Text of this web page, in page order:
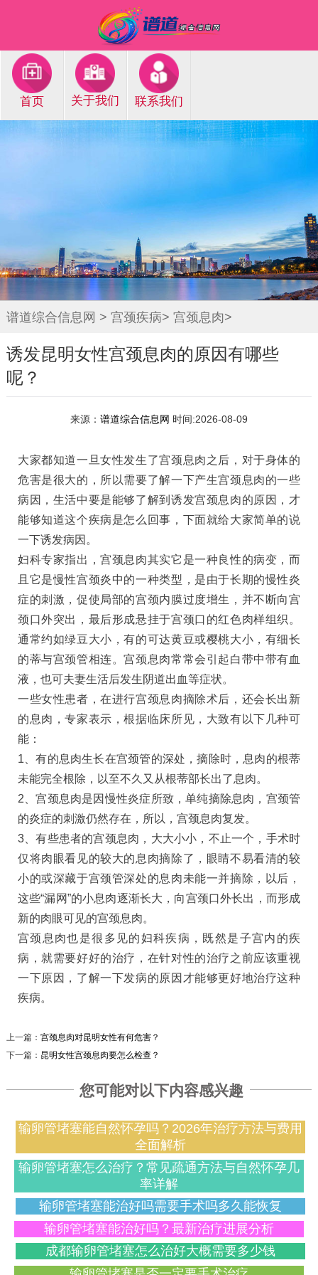
首页 关于我们 联系我们
谱道综合信息网 > 宫颈疾病> 宫颈息肉>
诱发昆明女性宫颈息肉的原因有哪些
呢？
来源： 谱道综合信息网 时间:2026-08-09
大家都知道一旦女性发生了宫颈息肉之后，对于身体的
危害是很大的，所以需要了解一下产生宫颈息肉的一些
病因，生活中要是能够了解到诱发宫颈息肉的原因，才
能够知道这个疾病是怎么回事，下面就给大家简单的说
一下诱发病因。
妇科专家指出，宫颈息肉其实它是一种良性的病变，而
且它是慢性宫颈炎中的一种类型，是由于长期的慢性炎
症的刺激，促使局部的宫颈内膜过度增生，并不断向宫
颈口外突出，最后形成悬挂于宫颈口的红色肉样组织。
通常约如绿豆大小，有的可达黄豆或樱桃大小，有细长
的蒂与宫颈管相连。宫颈息肉常常会引起白带中带有血
液，也可夫妻生活后发生阴道出血等症状。
一些女性患者，在进行宫颈息肉摘除术后，还会长出新
的息肉，专家表示，根据临床所见，大致有以下几种可
能：
1、有的息肉生长在宫颈管的深处，摘除时，息肉的根蒂
未能完全根除，以至不久又从根蒂部长出了息肉。
2、宫颈息肉是因慢性炎症所致，单纯摘除息肉，宫颈管
的炎症的刺激仍然存在，所以，宫颈息肉复发。
3、有些患者的宫颈息肉，大大小小，不止一个，手术时
仅将肉眼看见的较大的息肉摘除了，眼睛不易看清的较
小的或深藏于宫颈管深处的息肉未能一并摘除，以后，
这些“漏网”的小息肉逐渐长大，向宫颈口外长出，而形成
新的肉眼可见的宫颈息肉。
宫颈息肉也是很多见的妇科疾病，既然是子宫内的疾
病，就需要好好的治疗，在针对性的治疗之前应该重视
一下原因，了解一下发病的原因才能够更好地治疗这种
疾病。
上一篇： 宫颈息肉对昆明女性有何危害？
下一篇： 昆明女性宫颈息肉要怎么检查？
您可能对以下内容感兴趣
输卵管堵塞能自然怀孕吗？2026年治疗方法与费用
全面解析
输卵管堵塞怎么治疗？常见疏通方法与自然怀孕几
率详解
输卵管堵塞能治好吗需要手术吗多久能恢复
输卵管堵塞能治好吗？最新治疗进展分析
成都输卵管堵塞怎么治好大概需要多少钱